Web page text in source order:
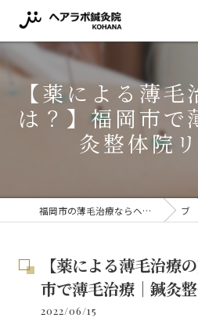
【薬による薄
は？】福岡市で
灸整体院
福岡市の薄毛治療ならヘアラボ鍼灸院 KOHANA 〜薬に頼らない薄毛対策〜 ブログ
【薬による薄毛治療
市で薄毛治療｜鍼灸
2022/06/15